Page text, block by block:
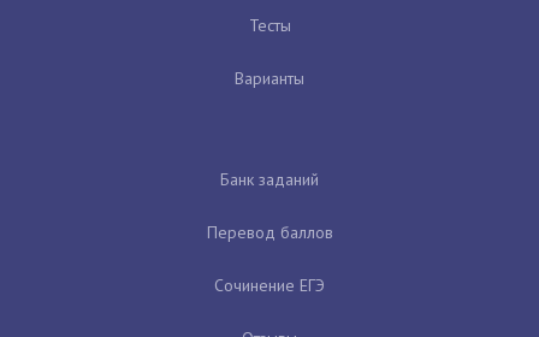
Тесты
Варианты
Банк заданий
Перевод баллов
Сочинение ЕГЭ